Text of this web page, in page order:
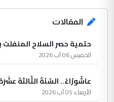
المقالات
حتمية حصر السلاح المنفلت
الخميس 06 آب 2026
عاشُورْاءُ.. السّنَةُ الثّالثةَ
الأربعاء 05 آب 2026